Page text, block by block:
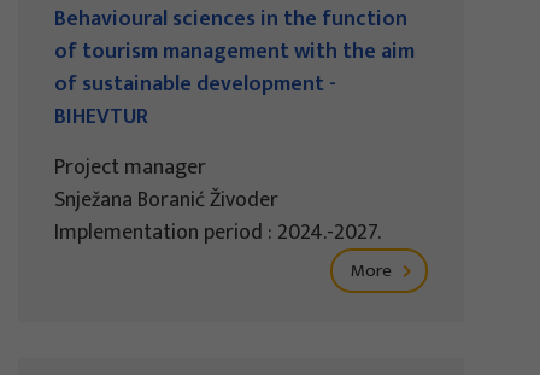
Behavioural sciences in the function
of tourism management with the aim
of sustainable development -
BIHEVTUR
Project manager
Snježana Boranić Živoder
Implementation period : 2024.-2027.
More